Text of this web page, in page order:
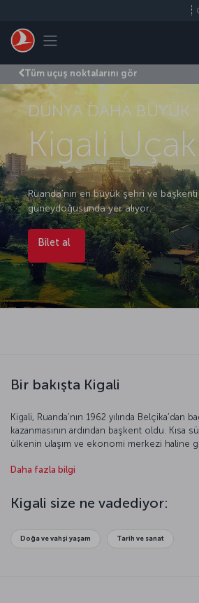
Toggle navigation
Tüm uçuş noktalarını gör
DÜNYA DAHA BÜYÜK.
Kigali
Ruanda’nın en büyük şehri ve başkenti
güneydoğusunda yer alıyor.
Bilet al
Bir bakışta Kigali
Kigali, Ruanda’nın 1962 yılında Belçika’dan
kazanmasının ardından başkent oldu. Kısa
ülkenin ulaşım ve ekonomi merkezi haline
saflığını hissettiriyor. Ülke tropik kuşakta
şehirleri arasında temizliği ve güvenli
turuna çıkmaya hazırsanız başlayalım.
Daha fazla bilgi
Kigali size ne vadediyor:
Doğa ve vahşi yaşam Tarih ve sanat